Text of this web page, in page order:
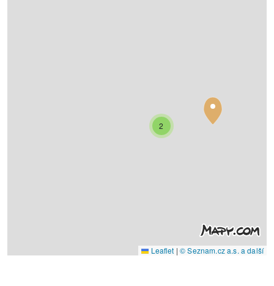
2
Leaflet | © Seznam.cz a.s. a další